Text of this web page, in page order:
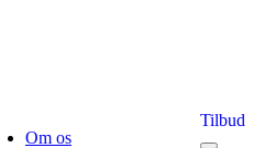
Om os
Tilbud